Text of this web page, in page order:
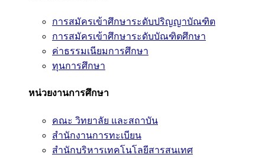
การสมัครเข้าศึกษาระดับปริญญาบัณฑิต
การสมัครเข้าศึกษาระดับบัณฑิตศึกษา
ค่าธรรมเนียมการศึกษา
ทุนการศึกษา
หน่วยงานการศึกษา
คณะ วิทยาลัย และสถาบัน
สำนักงานการทะเบียน
สำนักบริหารเทคโนโลยีสารสนเทศ